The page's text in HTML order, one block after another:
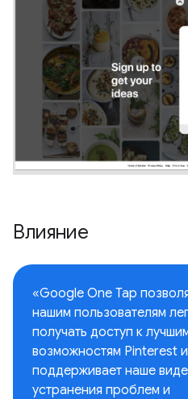
Влияние
«Google One Tap
нашим пользователям
получать доступ к
возможностям Pinterest и
поддерживает наше
устранения проблем и